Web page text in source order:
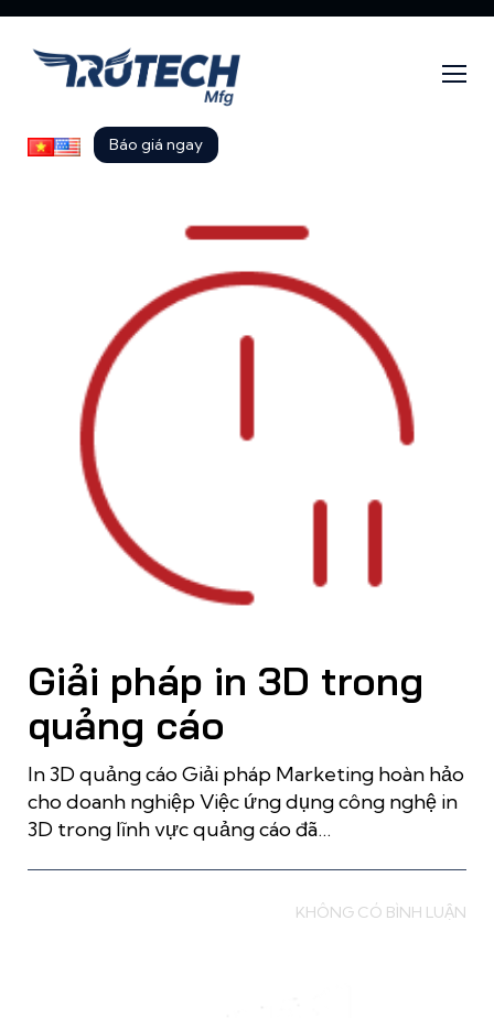
Báo giá ngay
Giải pháp in 3D trong
quảng cáo
In 3D quảng cáo Giải pháp Marketing hoàn hảo
cho doanh nghiệp Việc ứng dụng công nghệ in
3D trong lĩnh vực quảng cáo đã…
KHÔNG CÓ BÌNH LUẬN